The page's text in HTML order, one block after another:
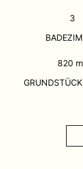
3
820